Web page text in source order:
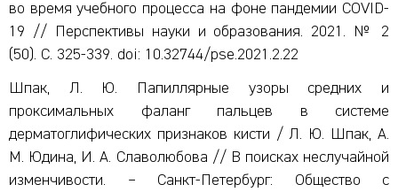
во время учебного процесса на фоне пандемии COVID-
19 // Перспективы науки и образования. 2021. № 2
(50). С. 325-339. doi: 10.32744/pse.2021.2.22
Шпак, Л. Ю. Папиллярные узоры средних и
проксимальных фаланг пальцев в системе
дерматоглифических признаков кисти / Л. Ю. Шпак, А.
М. Юдина, И. А. Славолюбова // В поисках неслучайной
изменчивости. – Санкт-Петербург: Общество с